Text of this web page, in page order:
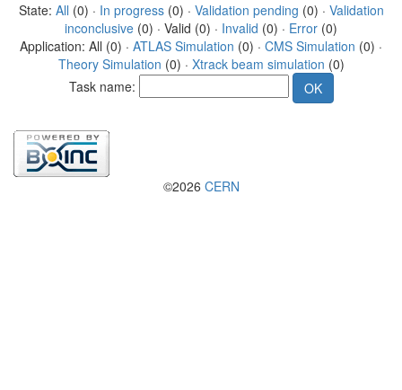
State: All (0) · In progress(0) · Validation pending (0) · Validation
inconclusive (0) · Valid (0) · Invalid (0) · Error (0)
Application: All (0) · ATLAS Simulation (0) · CMS Simulation (0) ·
Theory Simulation (0) · Xtrack beam simulation (0)
Task name:
©2026 CERN